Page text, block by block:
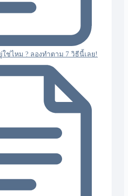
ใช่ไหม ? ลองทำตาม 7 วิธีนี้เลย!